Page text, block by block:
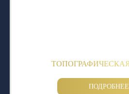
ПОДРОБНЕЕ